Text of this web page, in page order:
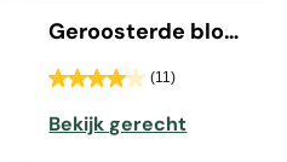
Geroosterde bloemkool
(11)
Bekijk gerecht